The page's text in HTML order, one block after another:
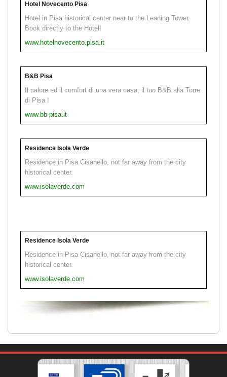
Hotel Novecento Pisa
Hotel in Pisa historical center near to the Leaning Tower.
Book directly to the Hotel!
www.hotelnovecento.pisa.it
B&B Pisa
Il calore ed il comfort di una vera casa, il tuo B&B alla Torre
di Pisa !
www.bb-pisa.it
Residence Isola Verde
Residence in Pisa Cisanello, not far away from the city
historical center.
www.isolaverde.com
Residence Isola Verde
Residence in Pisa Cisanello, not far away from the city
historical center.
www.isolaverde.com